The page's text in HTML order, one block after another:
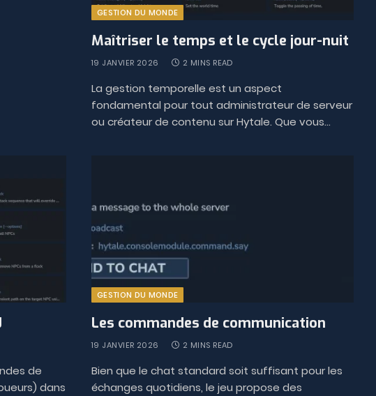
GESTION DU MONDE
Maîtriser le temps et le cycle jour-nuit
19 JANVIER 2026 2 MINS READ
La gestion temporelle est un aspect
fondamental pour tout administrateur de serveur
ou créateur de contenu sur Hytale. Que vous…
de
dans
GESTION DU MONDE
Les commandes de communication
19 JANVIER 2026 2 MINS READ
Bien que le chat standard soit suffisant pour les
échanges quotidiens, le jeu propose des